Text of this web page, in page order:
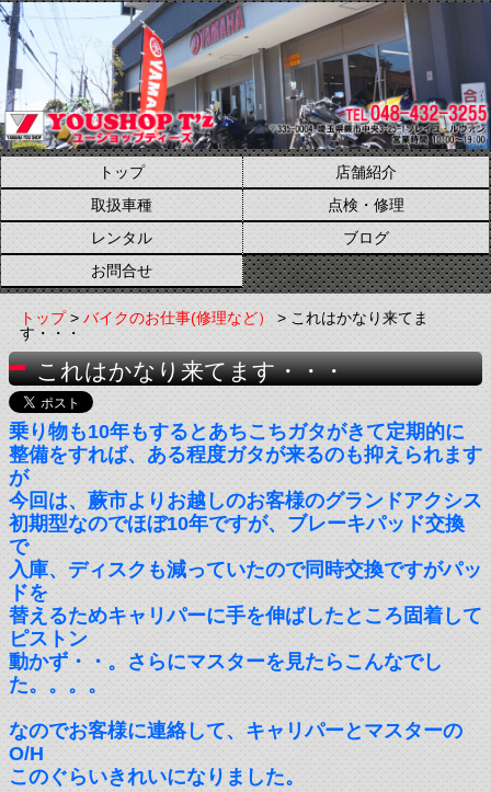
トップ
店舗紹介
取扱車種
点検・修理
レンタル
ブログ
お問合せ
トップ>バイクのお仕事(修理など）> これはかなり来てま
す・・・
これはかなり来てます・・・
乗り物も10年もするとあちこちガタがきて定期的に
整備をすれば、ある程度ガタが来るのも抑えられます
が
今回は、蕨市よりお越しのお客様のグランドアクシス
初期型なのでほぼ10年ですが、ブレーキパッド交換
で
入庫、ディスクも減っていたので同時交換ですがパッ
ドを
替えるためキャリパーに手を伸ばしたところ固着して
ピストン
動かず・・。さらにマスターを見たらこんなでし
た。。。。
なのでお客様に連絡して、キャリパーとマスターの
O/H
このぐらいきれいになりました。